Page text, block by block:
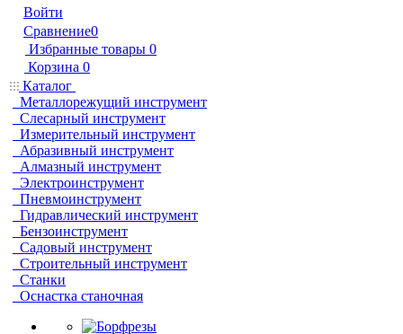
Войти
Сравнение0
Избранные товары 0
Корзина 0
Каталог
Металлорежущий инструмент
Слесарный инструмент
Измерительный инструмент
Абразивный инструмент
Алмазный инструмент
Электроинструмент
Пневмоинструмент
Гидравлический инструмент
Бензоинструмент
Садовый инструмент
Строительный инструмент
Станки
Оснастка станочная